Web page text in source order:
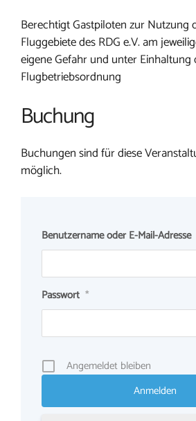
Berechtigt Gastpiloten zur Nutzung
Fluggebiete des RDG e.V. am
eigene Gefahr und unter Einhaltung
Flugbetriebsordnung
Buchung
Buchungen sind für diese
möglich.
Benutzername oder E-Mail-Adresse
Passwort *
Angemeldet bleiben